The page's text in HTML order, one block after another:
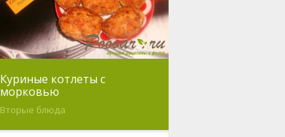
Куриные котлеты с
морковью
Вторые блюда